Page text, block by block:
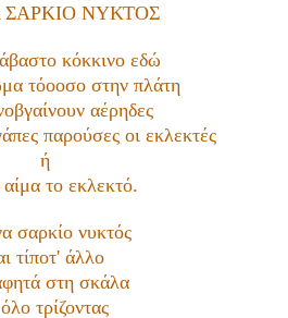
ΝΥΚΤΟΣ
κόκκινο εδώ
τόοοσο στην πλάτη
αέρηδες
παρούσες οι εκλεκτές
ή
αίμα το εκλεκτό.
σαρκίο νυκτός
τίποτ' άλλο
στη σκάλα
τρίζοντας